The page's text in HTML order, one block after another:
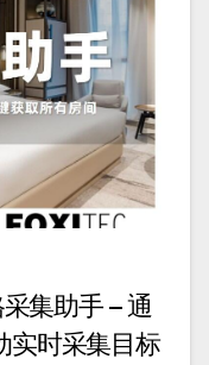
集助手 – 通
实时采集目标